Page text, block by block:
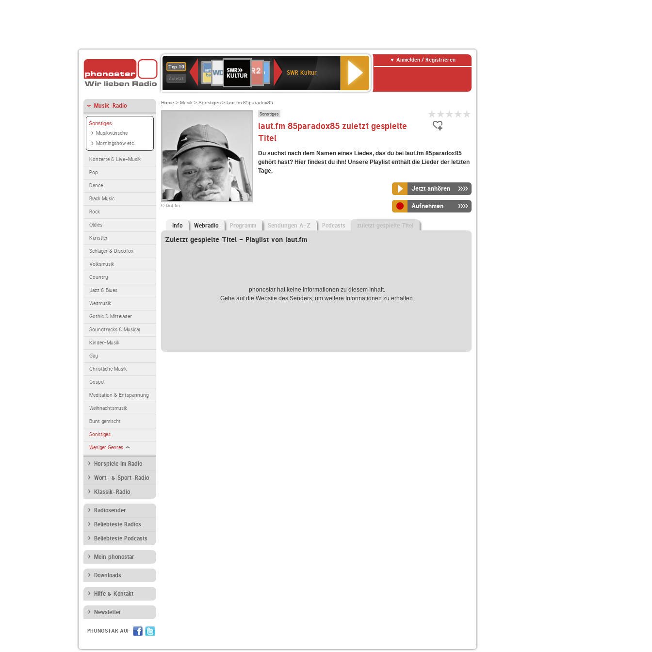
Top 10
Zuletzt
Deutschlandfunk
80er
90er
OLDIE
ANTENNE
SWR3
WDR
4
BR-
KLASSIK
Deutschlandfunk
Kultur
ANTENNE
BAYERN
2
Kultur2
SWR Kultur
Anmelden / Registrieren
Musik-Radio
Sonstiges
Musikwünsche
Morningshow etc.
Konzerte & Live-Musik
Pop
Dance
Black Music
Rock
Oldies
Künstler
Schlager & Discofox
Volksmusik
Country
Jazz & Blues
Weltmusik
Gothic & Mittelalter
Soundtracks & Musical
Kinder-Musik
Gay
Christliche Musik
Gospel
Meditation & Entspannung
Weihnachtsmusik
Bunt gemischt
Sonstiges
Weniger Genres
Hörspiele im Radio
Wort- & Sport-Radio
Klassik-Radio
Radiosender
Beliebteste Radios
Beliebteste Podcasts
Mein phonostar
Downloads
Hilfe & Kontakt
Newsletter
PHONOSTAR AUF
Home > Musik > Sonstiges > laut.fm 85paradox85
© laut.fm
Sonstiges
laut.fm 85paradox85 zuletzt gespielte
Titel
Du suchst nach dem Namen eines Liedes, das du bei laut.fm 85paradox85
gehört hast? Hier findest du ihn! Unsere Playlist enthält die Lieder der letzten
Tage.
Jetzt anhören
Aufnehmen
Info Webradio Programm Sendungen A-Z Podcasts zuletzt gespielte Titel
Zuletzt gespielte Titel - Playlist von laut.fm
phonostar hat keine Informationen zu diesem Inhalt.
Gehe auf die Website des Senders, um weitere Informationen zu erhalten.